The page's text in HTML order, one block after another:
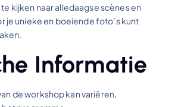
kijken naar alledaagse scènes en
je unieke en boeiende foto’s kunt
Informatie
de workshop kan variëren,